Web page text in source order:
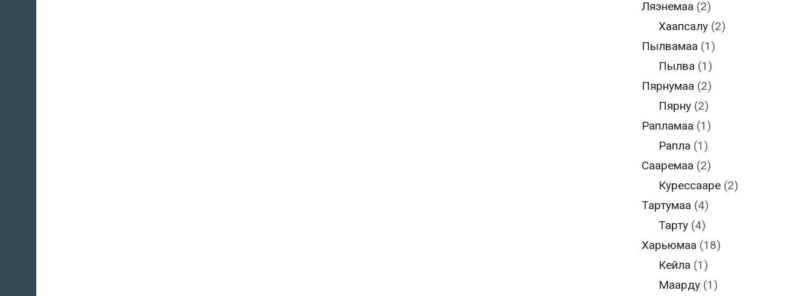
Ляэнемаа (2)
Хаапсалу (2)
Пылвамаа (1)
Пылва (1)
Пярнумаа (2)
Пярну (2)
Рапламаа (1)
Рапла (1)
Сааремаа (2)
Курессааре (2)
Тартумаа (4)
Тарту (4)
Харьюмаа (18)
Кейла (1)
Маарду (1)